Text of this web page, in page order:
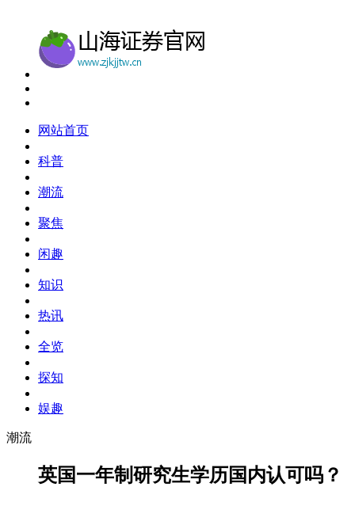
网站首页
科普
潮流
聚焦
闲趣
知识
热讯
全览
探知
娱趣
潮流
英国一年制研究生学历国内认可吗？